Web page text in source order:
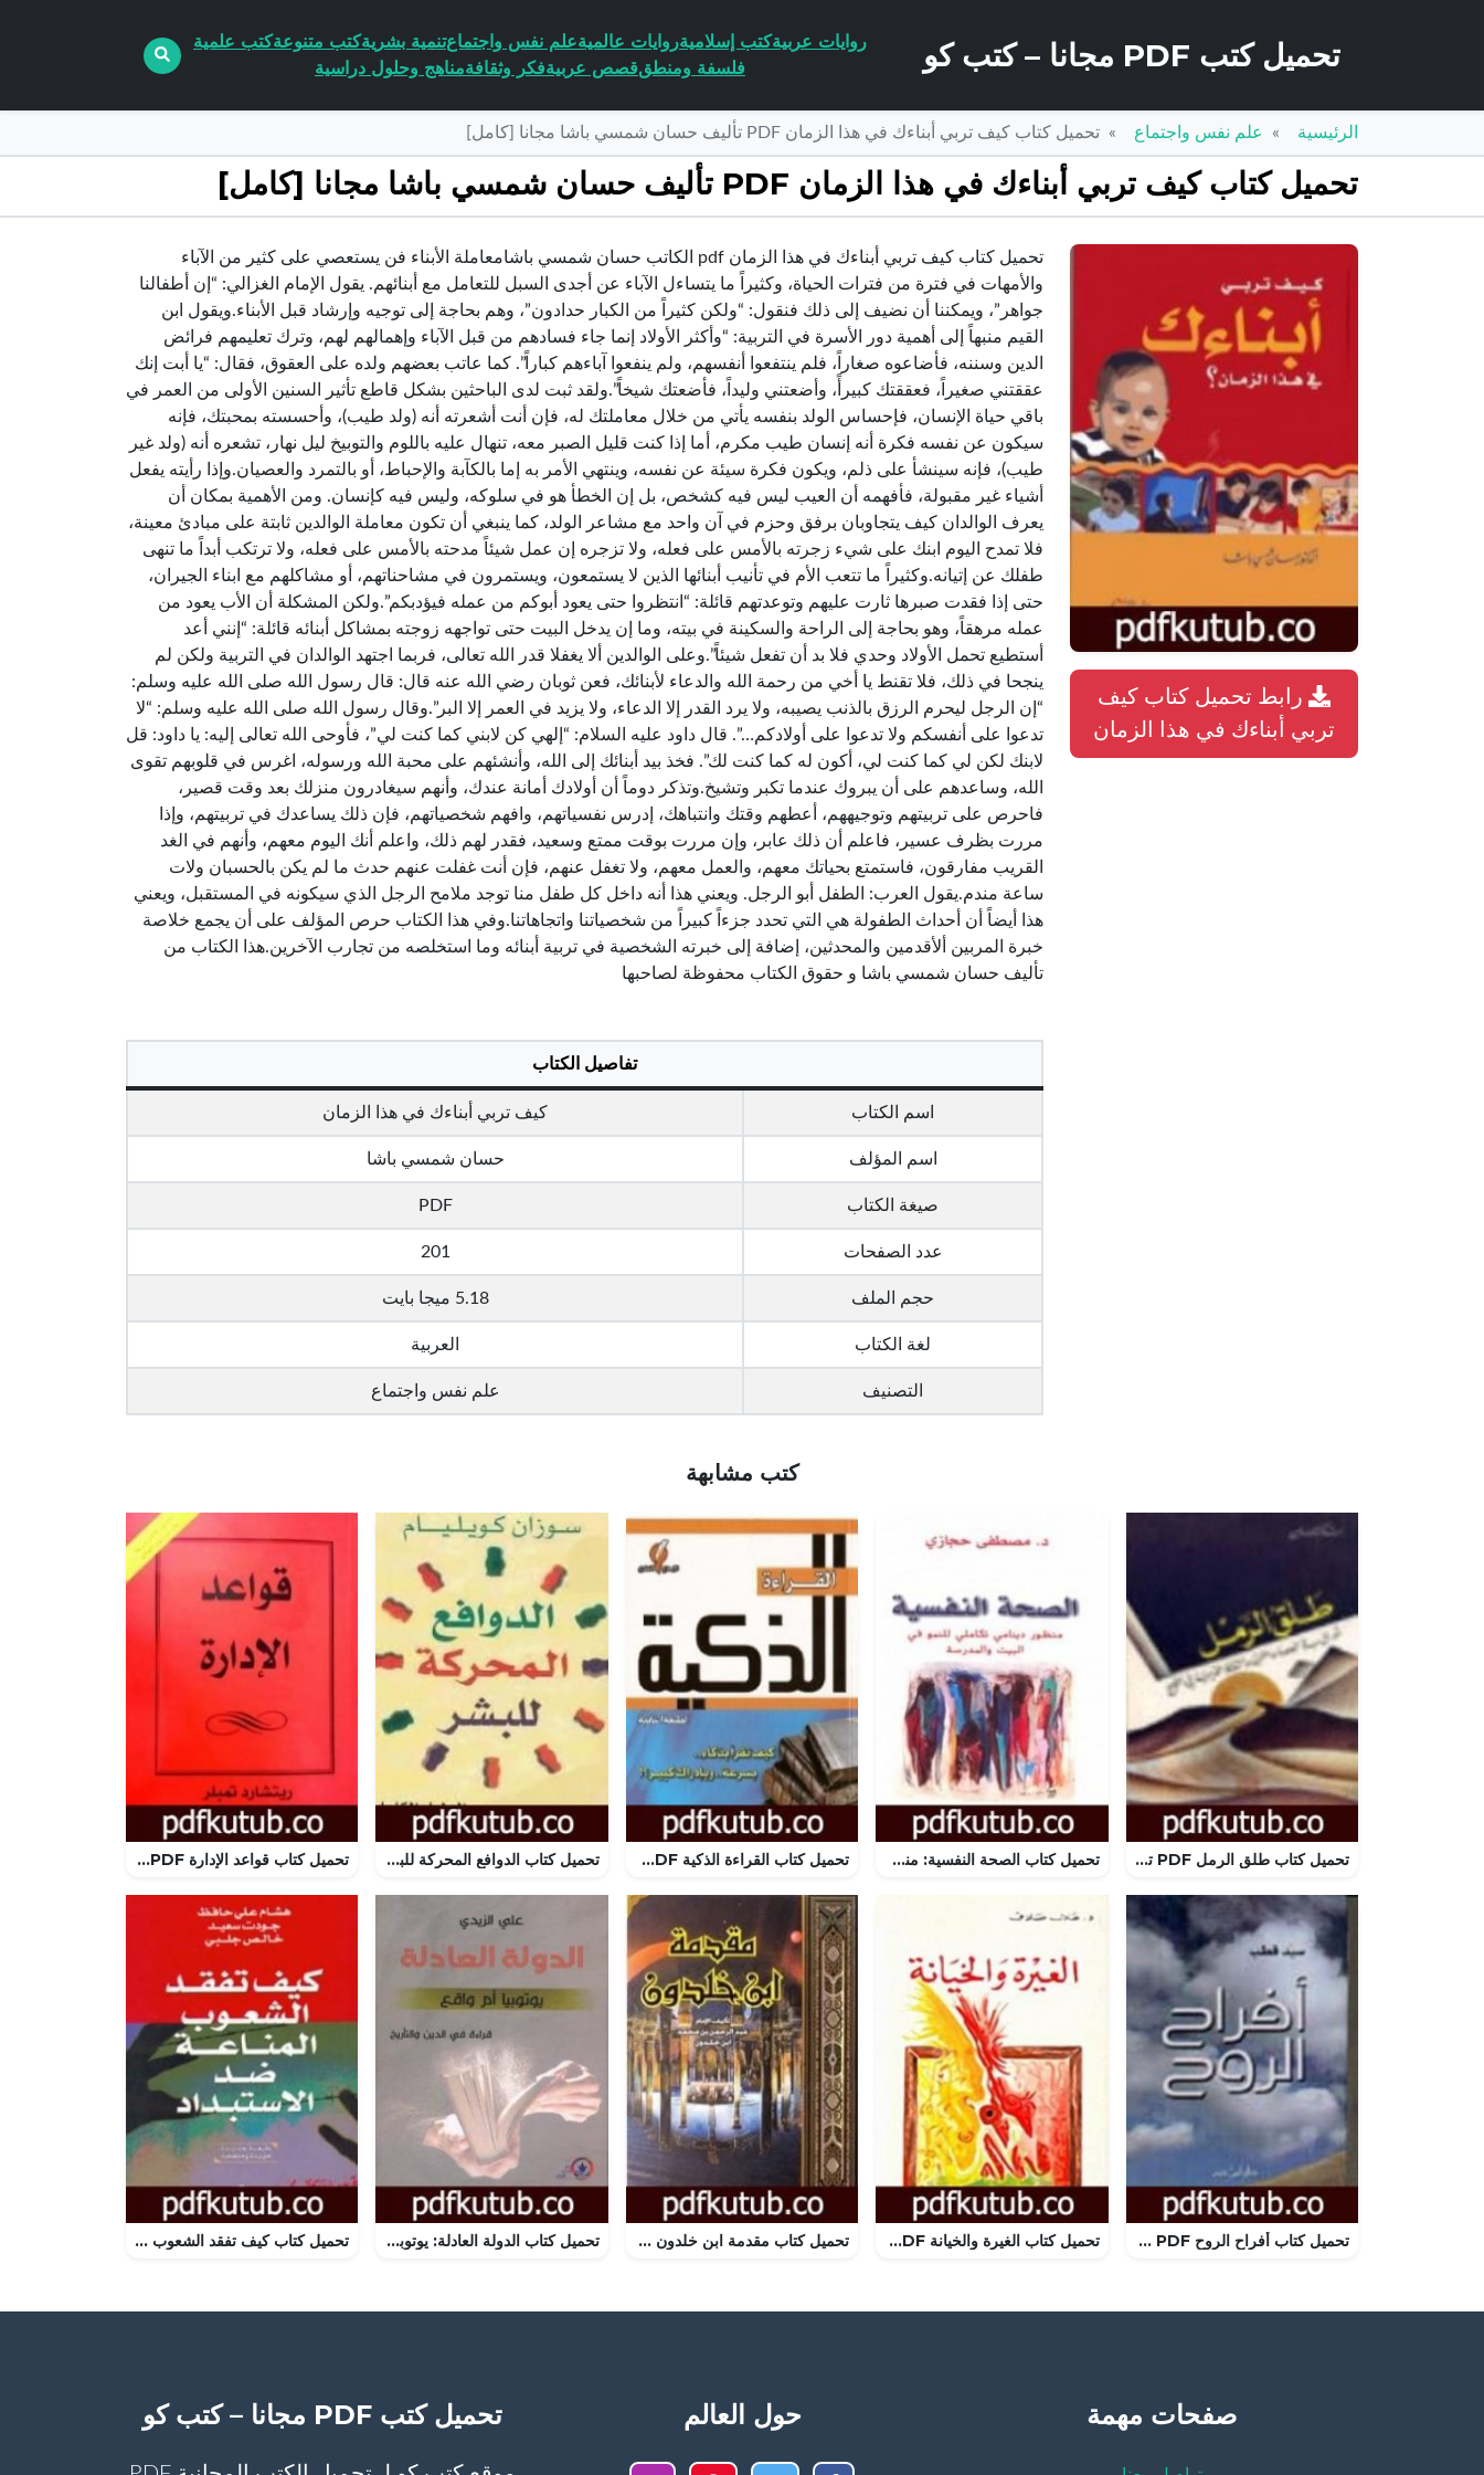
تحميل كتب PDF مجانا – كتب كو روايات عربيةكتب إسلاميةروايات عالميةعلم نفس واجتماعتنمية بشريةكتب متنوعةكتب علمية
فلسفة ومنطققصص عربيةفكر وثقافةمناهج وحلول دراسية
الرئيسية علم نفس واجتماع تحميل كتاب كيف تربي أبناءك في هذا الزمان PDF تأليف حسان شمسي باشا مجانا [كامل]
تحميل كتاب كيف تربي أبناءك في هذا الزمان PDF تأليف حسان شمسي باشا مجانا [كامل]
رابط تحميل كتاب كيف
تربي أبناءك في هذا الزمان
تحميل كتاب كيف تربي أبناءك في هذا الزمان pdf الكاتب حسان شمسي باشامعاملة الأبناء فن يستعصي على كثير من الآباء
والأمهات في فترة من فترات الحياة، وكثيراً ما يتساءل الآباء عن أجدى السبل للتعامل مع أبنائهم. يقول الإمام الغزالي: “إن أطفالنا
جواهر”، ويمكننا أن نضيف إلى ذلك فنقول: “ولكن كثيراً من الكبار حدادون”، وهم بحاجة إلى توجيه وإرشاد قبل الأبناء.ويقول ابن
القيم منبهاً إلى أهمية دور الأسرة في التربية: “وأكثر الأولاد إنما جاء فسادهم من قبل الآباء وإهمالهم لهم، وترك تعليمهم فرائض
الدين وسننه، فأضاعوه صغاراً، فلم ينتفعوا أنفسهم، ولم ينفعوا آباءهم كباراً”. كما عاتب بعضهم ولده على العقوق، فقال: “يا أبت إنك
عققتني صغيراً، فعققتك كبيرأً، وأضعتني وليداً، فأضعتك شيخاً”.ولقد ثبت لدى الباحثين بشكل قاطع تأثير السنين الأولى من العمر في
باقي حياة الإنسان، فإحساس الولد بنفسه يأتي من خلال معاملتك له، فإن أنت أشعرته أنه (ولد طيب)، وأحسسته بمحبتك، فإنه
سيكون عن نفسه فكرة أنه إنسان طيب مكرم، أما إذا كنت قليل الصبر معه، تنهال عليه باللوم والتوبيخ ليل نهار، تشعره أنه (ولد غير
طيب)، فإنه سينشأ على ذلم، ويكون فكرة سيئة عن نفسه، وينتهي الأمر به إما بالكآبة والإحباط، أو بالتمرد والعصيان.وإذا رأيته يفعل
أشياء غير مقبولة، فأفهمه أن العيب ليس فيه كشخص، بل إن الخطأ هو في سلوكه، وليس فيه كإنسان. ومن الأهمية بمكان أن
يعرف الوالدان كيف يتجاوبان برفق وحزم في آن واحد مع مشاعر الولد، كما ينبغي أن تكون معاملة الوالدين ثابتة على مبادئ معينة،
فلا تمدح اليوم ابنك على شيء زجرته بالأمس على فعله، ولا تزجره إن عمل شيئاً مدحته بالأمس على فعله، ولا ترتكب أبداً ما تنهى
طفلك عن إتيانه.وكثيراً ما تتعب الأم في تأنيب أبنائها الذين لا يستمعون، ويستمرون في مشاحناتهم، أو مشاكلهم مع ابناء الجيران،
حتى إذا فقدت صبرها ثارت عليهم وتوعدتهم قائلة: “انتظروا حتى يعود أبوكم من عمله فيؤدبكم”.ولكن المشكلة أن الأب يعود من
عمله مرهقاً، وهو بحاجة إلى الراحة والسكينة في بيته، وما إن يدخل البيت حتى تواجهه زوجته بمشاكل أبنائه قائلة: “إنني أعد
أستطيع تحمل الأولاد وحدي فلا بد أن تفعل شيئاً”.وعلى الوالدين ألا يغفلا قدر الله تعالى، فربما اجتهد الوالدان في التربية ولكن لم
ينجحا في ذلك، فلا تقنط يا أخي من رحمة الله والدعاء لأبنائك، فعن ثوبان رضي الله عنه قال: قال رسول الله صلى الله عليه وسلم:
“إن الرجل ليحرم الرزق بالذنب يصيبه، ولا يرد القدر إلا الدعاء، ولا يزيد في العمر إلا البر”.وقال رسول الله صلى الله عليه وسلم: “لا
تدعوا على أنفسكم ولا تدعوا على أولادكم…”. قال داود عليه السلام: “إلهي كن لابني كما كنت لي”، فأوحى الله تعالى إليه: يا داود: قل
لابنك لكن لي كما كنت لي، أكون له كما كنت لك”. فخذ بيد أبنائك إلى الله، وأنشئهم على محبة الله ورسوله، اغرس في قلوبهم تقوى
الله، وساعدهم على أن يبروك عندما تكبر وتشيخ.وتذكر دوماً أن أولادك أمانة عندك، وأنهم سيغادرون منزلك بعد وقت قصير،
فاحرص على تربيتهم وتوجيههم، أعطهم وقتك وانتباهك، إدرس نفسياتهم، وافهم شخصياتهم، فإن ذلك يساعدك في تربيتهم، وإذا
مررت بظرف عسير، فاعلم أن ذلك عابر، وإن مررت بوقت ممتع وسعيد، فقدر لهم ذلك، واعلم أنك اليوم معهم، وأنهم في الغد
القريب مفارقون، فاستمتع بحياتك معهم، والعمل معهم، ولا تغفل عنهم، فإن أنت غفلت عنهم حدث ما لم يكن بالحسبان ولات
ساعة مندم.يقول العرب: الطفل أبو الرجل. ويعني هذا أنه داخل كل طفل منا توجد ملامح الرجل الذي سيكونه في المستقبل، ويعني
هذا أيضاً أن أحداث الطفولة هي التي تحدد جزءاً كبيراً من شخصياتنا واتجاهاتنا.وفي هذا الكتاب حرص المؤلف على أن يجمع خلاصة
خبرة المربين ألأقدمين والمحدثين، إضافة إلى خبرته الشخصية في تربية أبنائه وما استخلصه من تجارب الآخرين.هذا الكتاب من
تأليف حسان شمسي باشا و حقوق الكتاب محفوظة لصاحبها
تفاصيل الكتاب
اسم الكتاب كيف تربي أبناءك في هذا الزمان
اسم المؤلف حسان شمسي باشا
صيغة الكتاب PDF
عدد الصفحات 201
حجم الملف 5.18 ميجا بايت
لغة الكتاب العربية
التصنيف علم نفس واجتماع
كتب مشابهة
تحميل كتاب طلق الرمل PDF تأليف شاكر النابلسي مجانا [كامل] تحميل كتاب الصحة النفسية: منظور دينامي تكاملي للنمو في البيت والمدرسة PDF تأليف مصطفى حجازي مجانا [كامل] تحميل كتاب القراءة الذكية PDF تأليف ساجد العبدلي مجانا [كامل] تحميل كتاب الدوافع المحركة للبشر – الدليل الكامل لأنماط الشخصية PDF تأليف سوزان كويليام مجانا [كامل] تحميل كتاب قواعد الإدارة PDF تأليف ريتشارد تمبلر مجانا [كامل]
تحميل كتاب أفراح الروح PDF تأليف سيد قطب مجانا [كامل] تحميل كتاب الغيرة والخيانة PDF تأليف عادل صادق مجانا [كامل] تحميل كتاب مقدمة ابن خلدون PDF تأليف ابن خلدون مجانا [كامل] تحميل كتاب الدولة العادلة: يوتوبيا أم واقع PDF تأليف علي الزيدي العراقي مجانا [كامل] تحميل كتاب كيف تفقد الشعوب المناعة ضد الاستبداد PDF تأليف هشام علي حافظ – جودت سعيد – خالص جلبي مجانا [كامل]
صفحات مهمة حول العالم تحميل كتب PDF مجانا – كتب كو